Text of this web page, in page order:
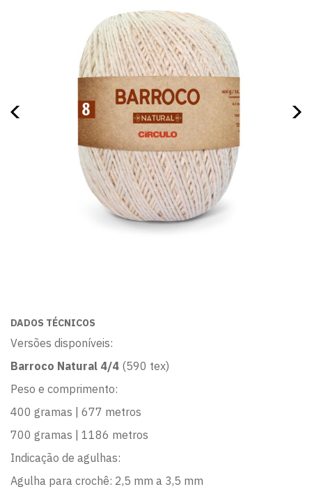
DADOS TÉCNICOS
Versões disponíveis:
Barroco Natural 4/4 (590 tex)
Peso e comprimento:
400 gramas | 677 metros
700 gramas | 1186 metros
Indicação de agulhas:
Agulha para crochê: 2,5 mm a 3,5 mm